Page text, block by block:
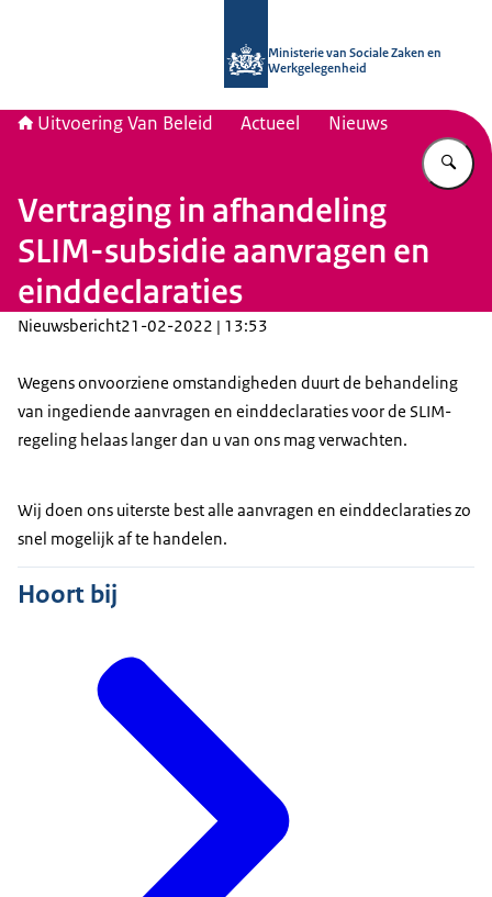
Ministerie van Sociale Zaken en
Werkgelegenheid
Uitvoering Van Beleid Actueel Nieuws
Vertraging in afhandeling
SLIM-subsidie aanvragen en
einddeclaraties
Nieuwsbericht21-02-2022 | 13:53
Wegens onvoorziene omstandigheden duurt de behandeling
van ingediende aanvragen en einddeclaraties voor de SLIM-
regeling helaas langer dan u van ons mag verwachten.
Wij doen ons uiterste best alle aanvragen en einddeclaraties zo
snel mogelijk af te handelen.
Hoort bij